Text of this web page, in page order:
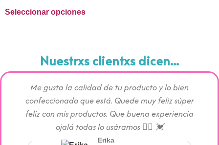
Seleccionar opciones
Nuestrxs clientxs dicen...
Me gusta la calidad de tu producto y lo bien
confeccionado que está. Quede muy feliz súper
feliz con mis productos. Que buena experiencia
ojalá todas lo usáramos 👯‍♀️ 💓
Erika